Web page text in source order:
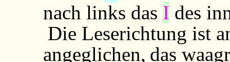
nach links das I des
Die Leserichtung ist
angeglichen, das